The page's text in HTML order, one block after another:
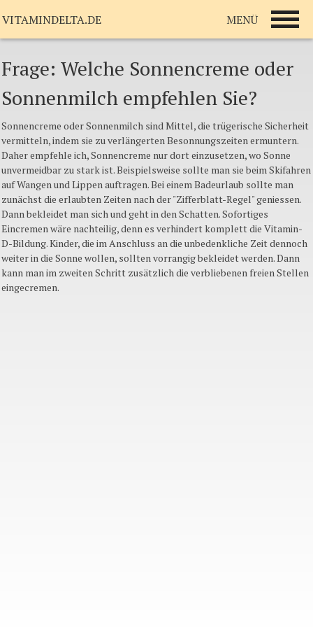
Frage: Welche Sonnencreme oder
Sonnenmilch empfehlen Sie?
Sonnencreme oder Sonnenmilch sind Mittel, die trügerische Sicherheit
vermitteln, indem sie zu verlängerten Besonnungszeiten ermuntern.
Daher empfehle ich, Sonnencreme nur dort einzusetzen, wo Sonne
unvermeidbar zu stark ist. Beispielsweise sollte man sie beim Skifahren
auf Wangen und Lippen auftragen. Bei einem Badeurlaub sollte man
zunächst die erlaubten Zeiten nach der "Zifferblatt-Regel" geniessen.
Dann bekleidet man sich und geht in den Schatten. Sofortiges
Eincremen wäre nachteilig, denn es verhindert komplett die Vitamin-
D-Bildung. Kinder, die im Anschluss an die unbedenkliche Zeit dennoch
weiter in die Sonne wollen, sollten vorrangig bekleidet werden. Dann
kann man im zweiten Schritt zusätzlich die verbliebenen freien Stellen
eingecremen.
VITAMINDELTA.DE MENÜ